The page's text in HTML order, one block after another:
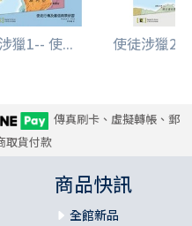
獵1-- 使... 使徒涉獵2--
傳真刷卡、虛擬轉帳、郵
取貨付款
商品快訊
全館新品